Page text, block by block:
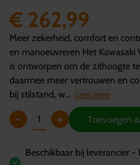
€ 262,99
Meer zekerheid, comfort en
en manoeuvreren Het Kawasaki
is ontworpen om de zithoogte
daarmee meer vertrouwen en
bij stilstand, w... Lees meer
- + Toevoegen
Beschikbaar bij leverancier -